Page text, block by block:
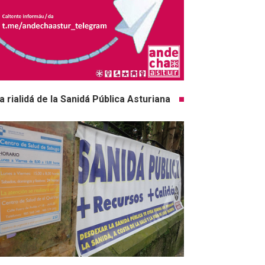
rialidá de la Sanidá Pública Asturiana